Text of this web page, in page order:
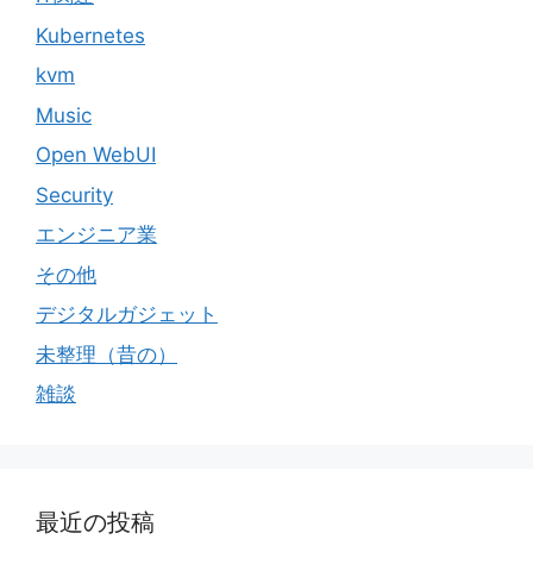
Kubernetes
kvm
Music
Open WebUI
Security
エンジニア業
その他
デジタルガジェット
未整理（昔の）
雑談
最近の投稿